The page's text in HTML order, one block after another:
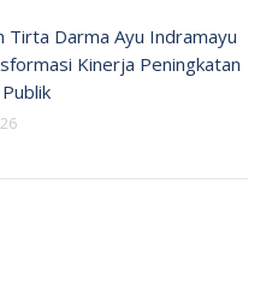
Tirta Darma Ayu Indramayu
Kinerja Peningkatan